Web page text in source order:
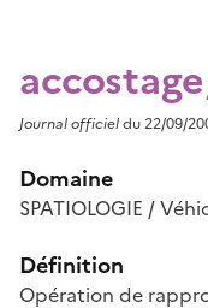
accostage
Journal officieldu 22/09/
Domaine
SPATIOLOGIE /
Définition
Opération de